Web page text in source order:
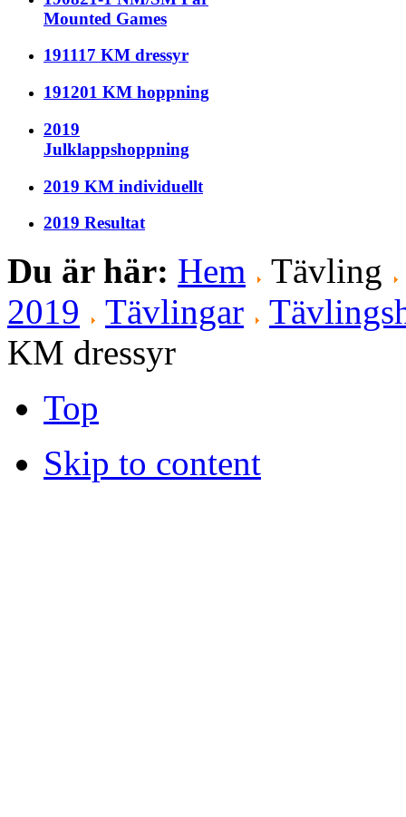
Mounted Games
191117 KM dressyr
191201 KM hoppning
2019
Julklappshoppning
2019 KM individuellt
2019 Resultat
Du är här: Hem Tävling
2019
Tävlingar
KM dressyr
Top
Skip to content